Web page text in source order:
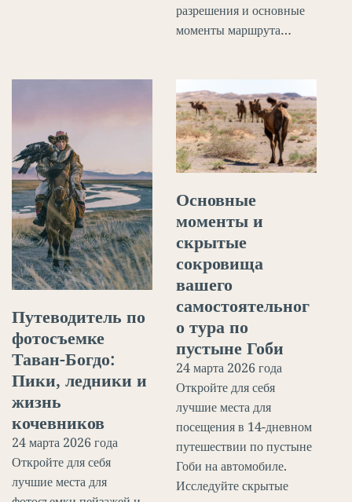
разрешения и основные
моменты маршрута…
Путеводитель по
фотосъемке
Таван-Богдо:
Пики, ледники и
жизнь
кочевников
24 марта 2026 года
Откройте для себя
лучшие места для
Основные
моменты и
скрытые
сокровища
вашего
самостоятельног
о тура по
пустыне Гоби
24 марта 2026 года
Откройте для себя
лучшие места для
посещения в 14-дневном
путешествии по пустыне
Гоби на автомобиле.
Исследуйте скрытые